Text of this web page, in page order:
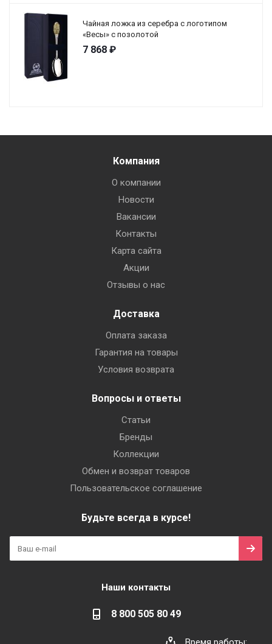
Чайная ложка из серебра с логотипом
«Весы» с позолотой
7 868 ₽
Компания
О компании
Новости
Вакансии
Контакты
Карта сайта
Акции
Отзывы о нас
Доставка
Оплата заказа
Гарантия на товары
Условия возврата
Вопросы и ответы
Статьи
Бренды
Коллекции
Обмен и возврат товаров
Пользовательское соглашение
Будьте всегда в курсе!
Наши контакты
8 800 505 80 49